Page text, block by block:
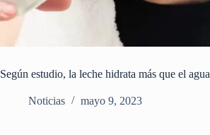
Según estudio, la leche hidrata más que el agua
Noticias mayo 9, 2023